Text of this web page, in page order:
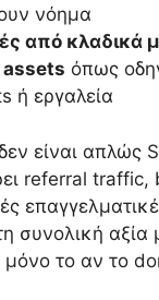
νόημα
από κλαδικά
όπως
ή εργαλεία
είναι απλώς
referral traffic,
συνολική αξία
το αν το